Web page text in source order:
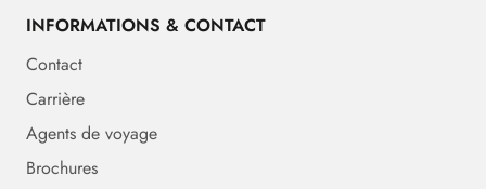
INFORMATIONS & CONTACT
Contact
Carrière
Agents de voyage
Brochures